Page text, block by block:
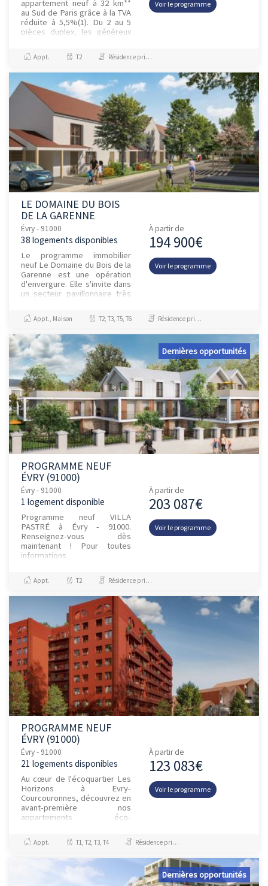
appartement neuf à 32 km**
au Sud de Paris grâce à la TVA
réduite à 5,5%(1). Du 2 au 5
pièces duplex, les généreux
une large palette d’...
Voir le programme
Appt. T2 Résidence principale / PTZ
LE DOMAINE DU BOIS
DE LA GARENNE
Évry - 91000
38 logements disponibles
Le programme immobilier
neuf Le Domaine du Bois de la
Garenne est une opération
d'envergure. Elle s'invite dans
un secteur pavillonnaire très
protégée constit...
À partir de
194 900€
Voir le programme
Appt., Maison T2, T3, T5, T6 Résidence principale / PTZ
Dernières opportunités
PROGRAMME NEUF
ÉVRY (91000)
Évry - 91000
1 logement disponible
Programme neuf VILLA
PASTRÉ à Évry - 91000.
Renseignez-vous dès
maintenant ! Pour toutes
informations
contact avec nous !
À partir de
203 087€
Voir le programme
Appt. T2 Résidence principale / PTZ
PROGRAMME NEUF
ÉVRY (91000)
Évry - 91000
21 logements disponibles
Au cœur de l'écoquartier Les
Horizons à Evry-
Courcouronnes, découvrez en
avant-première nos
appartements éco-
Bouygues Immobilier, notre
engagement ne se limite pas à
À partir de
123 083€
Voir le programme
Appt. T1, T2, T3, T4 Résidence principale / PTZ, Investissement et Défiscalisation
Dernières opportunités